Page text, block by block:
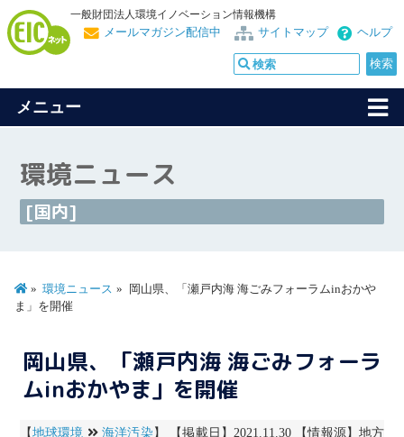
一般財団法人環境イノベーション情報機構
ヘルプ
サイトマップ
メールマガジン配信中
メニュー
環境ニュース
[国内]
環境ニュース
岡山県、「瀬戸内海 海ごみフォーラムinおかや
ま」を開催
岡山県、「瀬戸内海 海ごみフォーラ
ムinおかやま」を開催
【地球環境 海洋汚染 】 【掲載日】2021.11.30 【情報源】地方